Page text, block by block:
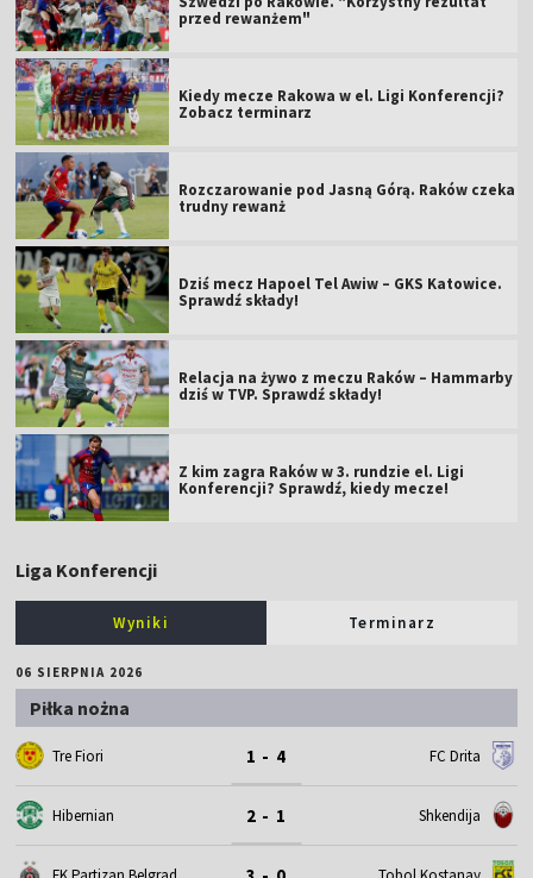
przed rewanżem"
Kiedy mecze Rakowa w el. Ligi Konferencji?
Zobacz terminarz
Rozczarowanie pod Jasną Górą. Raków czeka
trudny rewanż
Dziś mecz Hapoel Tel Awiw – GKS Katowice.
Sprawdź składy!
Relacja na żywo z meczu Raków – Hammarby
dziś w TVP. Sprawdź składy!
Z kim zagra Raków w 3. rundzie el. Ligi
Konferencji? Sprawdź, kiedy mecze!
Liga Konferencji
Wyniki Terminarz
06 SIERPNIA 2026
Piłka nożna
Tre Fiori 1 - 4 FC Drita
Hibernian 2 - 1 Shkendija